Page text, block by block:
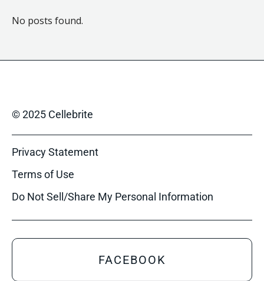
No posts found.
© 2025 Cellebrite
Privacy Statement
Terms of Use
Do Not Sell/Share My Personal Information
FACEBOOK